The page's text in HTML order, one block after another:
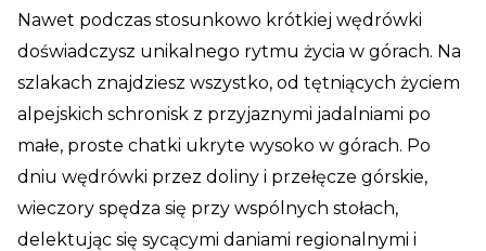
Nawet podczas stosunkowo krótkiej wędrówki
doświadczysz unikalnego rytmu życia w górach. Na
szlakach znajdziesz wszystko, od tętniących życiem
alpejskich schronisk z przyjaznymi jadalniami po
małe, proste chatki ukryte wysoko w górach. Po
dniu wędrówki przez doliny i przełęcze górskie,
wieczory spędza się przy wspólnych stołach,
delektując się sycącymi daniami regionalnymi i